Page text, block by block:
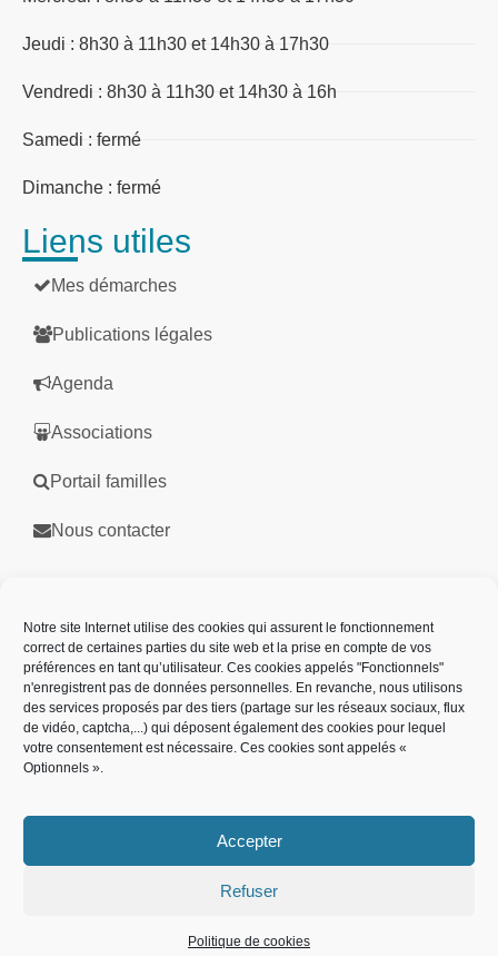
Notre site Internet utilise des cookies qui assurent le fonctionnement
correct de certaines parties du site web et la prise en compte de vos
préférences en tant qu’utilisateur. Ces cookies appelés "Fonctionnels"
n'enregistrent pas de données personnelles. En revanche, nous utilisons
des services proposés par des tiers (partage sur les réseaux sociaux, flux
de vidéo, captcha,...) qui déposent également des cookies pour lequel
votre consentement est nécessaire. Ces cookies sont appelés «
Optionnels ».
Accepter
Refuser
Politique de cookies
Jeudi : 8h30 à 11h30 et 14h30 à 17h30
Vendredi : 8h30 à 11h30 et 14h30 à 16h
Samedi : fermé
Dimanche : fermé
Liens utiles
Mes démarches
Publications légales
Agenda
Associations
Portail familles
Nous contacter
Accessibilité : partiellement conforme